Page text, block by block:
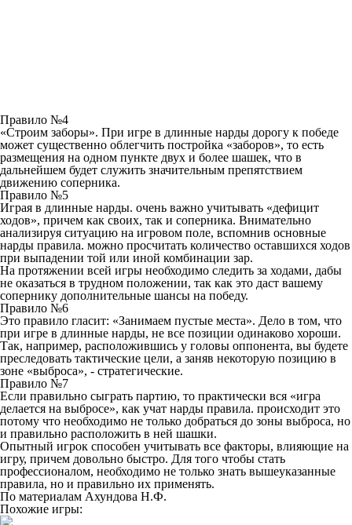
Правило №4
«Строим заборы». При игре в длинные нарды дорогу к победе
может существенно облегчить постройка «заборов», то есть
размещения на одном пункте двух и более шашек, что в
дальнейшем будет служить значительным препятствием
движению соперника.
Правило №5
Играя в длинные нарды. очень важно учитывать «дефицит
ходов», причем как своих, так и соперника. Внимательно
анализируя ситуацию на игровом поле, вспомнив основные
нарды правила. можно просчитать количество оставшихся ходов
при выпадении той или иной комбинации зар.
На протяжении всей игры необходимо следить за ходами, дабы
не оказаться в трудном положении, так как это даст вашему
сопернику дополнительные шансы на победу.
Правило №6
Это правило гласит: «Занимаем пустые места». Дело в том, что
при игре в длинные нарды, не все позиции одинаково хороши.
Так, например, расположившись у головы оппонента, вы будете
преследовать тактические цели, а заняв некоторую позицию в
зоне «выброса», - стратегические.
Правило №7
Если правильно сыграть партию, то практически вся «игра
делается на выбросе», как учат нарды правила. происходит это
потому что необходимо не только добраться до зоны выброса, но
и правильно расположить в ней шашки.
Опытный игрок способен учитывать все факторы, влияющие на
игру, причем довольно быстро. Для того чтобы стать
профессионалом, необходимо не только знать вышеуказанные
правила, но и правильно их применять.
По материалам Ахундова Н.Ф.
Похожие игры: